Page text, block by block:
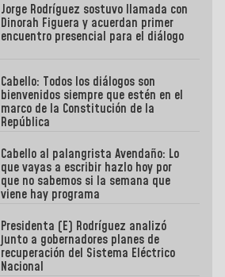
Jorge Rodríguez sostuvo llamada con
Dinorah Figuera y acuerdan primer
encuentro presencial para el diálogo
Cabello: Todos los diálogos son
bienvenidos siempre que estén en el
marco de la Constitución de la
República
Cabello al palangrista Avendaño: Lo
que vayas a escribir hazlo hoy por
que no sabemos si la semana que
viene hay programa
Presidenta (E) Rodríguez analizó
junto a gobernadores planes de
recuperación del Sistema Eléctrico
Nacional